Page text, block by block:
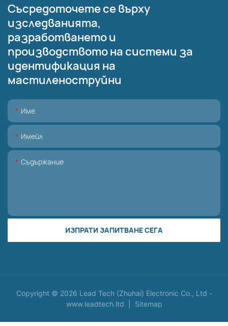
Съсредоточете се върху
изследванията,
разработването и
производството на системи за
идентификация на
мастиленоструйни
Име
Имейл
Съдържание
ИЗПРАТИ ЗАПИТВАНЕ СЕГА
Copyright © 2026 Lead Tech (Zhuhai) Electronic Co., Ltd -
www.leadtech.ltd
Sitemap